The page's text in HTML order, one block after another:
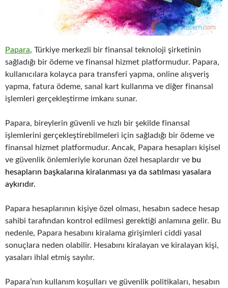
Papara, Türkiye merkezli bir finansal teknoloji şirketinin
sağladığı bir ödeme ve finansal hizmet platformudur. Papara,
kullanıcılara kolayca para transferi yapma, online alışveriş
yapma, fatura ödeme, sanal kart kullanma ve diğer finansal
işlemleri gerçekleştirme imkanı sunar.
Papara, bireylerin güvenli ve hızlı bir şekilde finansal
işlemlerini gerçekleştirebilmeleri için sağladığı bir ödeme ve
finansal hizmet platformudur. Ancak, Papara hesapları kişisel
ve güvenlik önlemleriyle korunan özel hesaplardır ve bu
hesapların başkalarına kiralanması ya da satılması yasalara
aykırıdır.
Papara hesaplarının kişiye özel olması, hesabın sadece hesap
sahibi tarafından kontrol edilmesi gerektiği anlamına gelir. Bu
nedenle, Papara hesabını kiralama girişimleri ciddi yasal
sonuçlara neden olabilir. Hesabını kiralayan ve kiralayan kişi,
yasaları ihlal etmiş sayılır.
Papara’nın kullanım koşulları ve güvenlik politikaları, hesabın